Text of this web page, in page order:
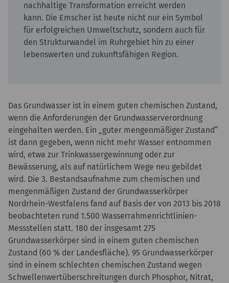
nachhaltige Transformation erreicht werden
kann. Die Emscher ist heute nicht nur ein Symbol
für erfolgreichen Umweltschutz, sondern auch für
den Strukturwandel im Ruhrgebiet hin zu einer
lebenswerten und zukunftsfähigen Region.
Das Grundwasser ist in einem guten chemischen Zustand,
wenn die Anforderungen der Grundwasserverordnung
eingehalten werden. Ein „guter mengenmäßiger Zustand“
ist dann gegeben, wenn nicht mehr Wasser entnommen
wird, etwa zur Trinkwassergewinnung oder zur
Bewässerung, als auf natürlichem Wege neu gebildet
wird. Die 3. Bestandsaufnahme zum chemischen und
mengenmäßigen Zustand der Grundwasserkörper
Nordrhein-Westfalens fand auf Basis der von 2013 bis 2018
beobachteten rund 1.500 Wasserrahmenrichtlinien-
Messstellen statt. 180 der insgesamt 275
Grundwasserkörper sind in einem guten chemischen
Zustand (60 % der Landesfläche). 95 Grundwasserkörper
sind in einem schlechten chemischen Zustand wegen
Schwellenwertüberschreitungen durch Phosphor, Nitrat,